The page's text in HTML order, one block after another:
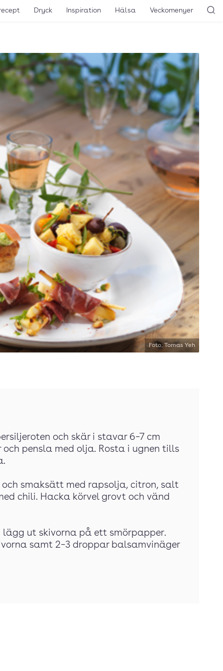
Dryck Inspiration Hälsa Veckomenyer
Foto: Tomas Yeh
och skär i stavar 6–7 cm
pensla med olja. Rosta i ugnen tills
smaksätt med rapsolja, citron, salt
chili. Hacka körvel grovt och vänd
ut skivorna på ett smörpapper.
samt 2–3 droppar balsamvinäger